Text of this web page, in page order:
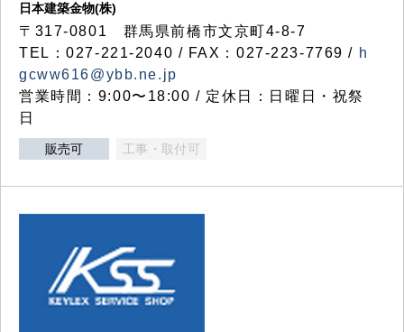
日本建築金物(株)
〒317‐0801 群馬県前橋市文京町4-8-7
TEL：027-221-2040 / FAX：027-223-7769 / h
gcww616@ybb.ne.jp
営業時間：9:00〜18:00 / 定休日：日曜日・祝祭
日
販売可 工事・取付可